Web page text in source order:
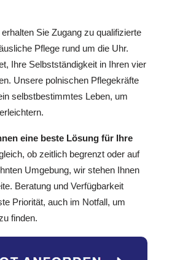
Sie Zugang zu qualifizierte
Pflege rund um die Uhr.
Ihre Selbstständigkeit in Ihren vier
Unsere polnischen Pflegekräfte
selbstbestimmtes Leben, um
eine beste Lösung für Ihre
ob zeitlich begrenzt oder auf
Umgebung, wir stehen Ihnen
Beratung und Verfügbarkeit
Priorität, auch im Notfall, um
finden.